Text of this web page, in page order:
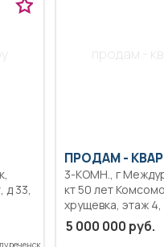
33,
продам -
ПРОДАМ -
3-КОМН., г Междуреченск, пр-
кт 50 лет
хрущевка, этаж 4, 5,
состояние хорошее, 61.7
45.3 кв.м,
5 000 000 руб.